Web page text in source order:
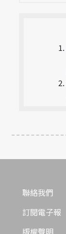
聯絡我們
訂閱電子報
版權聲明